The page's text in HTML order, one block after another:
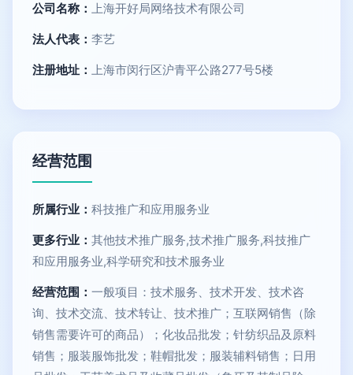
公司名称： 上海开好局网络技术有限公司
法人代表： 李艺
注册地址： 上海市闵行区沪青平公路277号5楼
经营范围
所属行业： 科技推广和应用服务业
更多行业： 其他技术推广服务,技术推广服务,科技推广
和应用服务业,科学研究和技术服务业
经营范围： 一般项目：技术服务、技术开发、技术咨
询、技术交流、技术转让、技术推广；互联网销售（除
销售需要许可的商品）；化妆品批发；针纺织品及原料
销售；服装服饰批发；鞋帽批发；服装辅料销售；日用